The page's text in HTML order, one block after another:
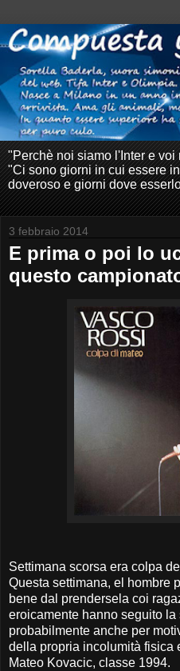
"Perchè noi siamo l'Inter e voi
"Ci sono giorni in cui essere
doveroso e giorni dove
3 febbraio 2014
E prima o poi lo
questo
Settimana scorsa era colpa
Questa settimana, el hombre
bene dal prendersela coi
eroicamente hanno seguito la
probabilmente anche per
della propria incolumità fisica
Mateo Kovacic, classe 1994.